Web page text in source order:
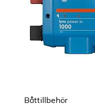
Båttillbehör